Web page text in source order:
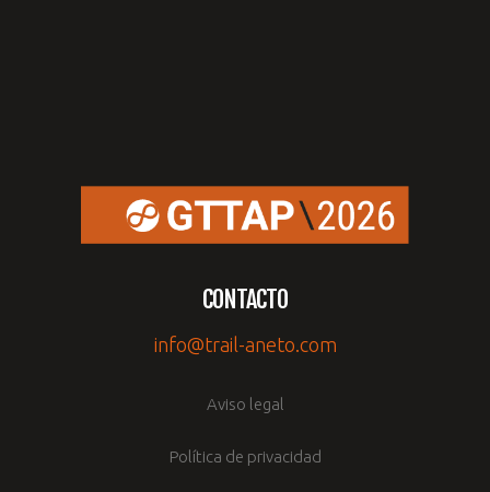
CONTACTO
info@trail-aneto.com
Aviso legal
Política de privacidad